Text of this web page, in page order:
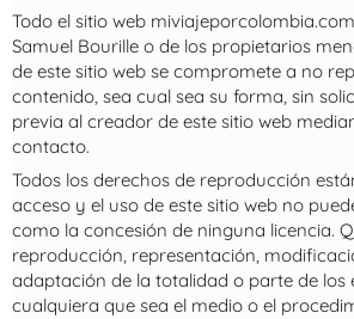
Todo el sitio web
Samuel Bourille o de los propietarios
de este sitio web se compromete a no
contenido, sea cual sea su forma, sin
previa al creador de este sitio web
contacto.
Todos los derechos de reproducción
acceso y el uso de este sitio web no
como la concesión de ninguna licencia.
reproducción, representación,
adaptación de la totalidad o parte de los
cualquiera que sea el medio o el